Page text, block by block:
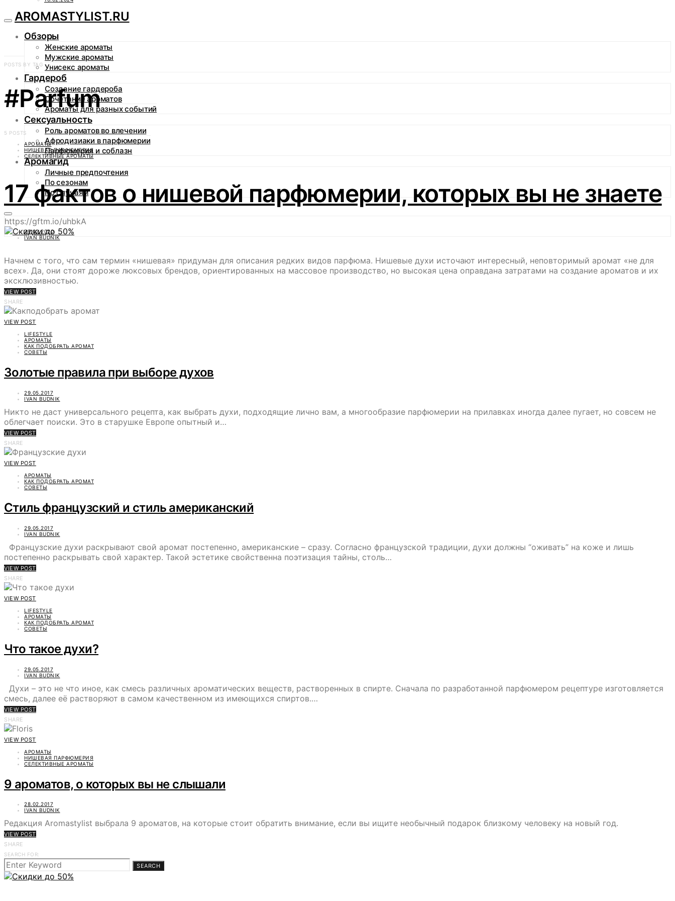
AROMASTYLIST.RU
Обзоры
Женские ароматы
Мужские ароматы
Унисекс ароматы
Гардероб
Создание гардероба
Сочетание ароматов
Ароматы для разных событий
Сексуальность
Роль ароматов во влечении
Афродизиаки в парфюмерии
Парфюмерия и соблазн
Аромагид
Личные предпочтения
По сезонам
По случаям
https://gftm.io/uhbkA
POSTS BY TAG
#Parfum
5 POSTS
АРОМАТЫ
НИШЕВАЯ ПАРФЮМЕРИЯ
СЕЛЕКТИВНЫЕ АРОМАТЫ
17 фактов о нишевой парфюмерии, которых вы не знаете
29.02.2020
IVAN BUDNIK
Начнем с того, что сам термин «нишевая» придуман для описания редких видов парфюма. Нишевые духи источают интересный, неповторимый аромат «не для
всех». Да, они стоят дороже люксовых брендов, ориентированных на массовое производство, но высокая цена оправдана затратами на создание ароматов и их
эксклюзивностью.
VIEW POST
SHARE
VIEW POST
LIFESTYLE
АРОМАТЫ
КАК ПОДОБРАТЬ АРОМАТ
СОВЕТЫ
Золотые правила при выборе духов
29.05.2017
IVAN BUDNIK
Никто не даст универсального рецепта, как выбрать духи, подходящие лично вам, а многообразие парфюмерии на прилавках иногда далее пугает, но совсем не
облегчает поиски. Это в старушке Европе опытный и…
VIEW POST
SHARE
VIEW POST
АРОМАТЫ
КАК ПОДОБРАТЬ АРОМАТ
СОВЕТЫ
Стиль французский и стиль американский
29.05.2017
IVAN BUDNIK
Французские духи раскрывают свой аромат постепенно, американские – сразу. Согласно французской традиции, духи должны “оживать” на коже и лишь
постепенно раскрывать свой характер. Такой эстетике свойственна поэтизация тайны, столь…
VIEW POST
SHARE
VIEW POST
LIFESTYLE
АРОМАТЫ
КАК ПОДОБРАТЬ АРОМАТ
СОВЕТЫ
Что такое духи?
29.05.2017
IVAN BUDNIK
Духи – это не что иное, как смесь различных ароматических веществ, растворенных в спирте. Сначала по разработанной парфюмером рецептуре изготовляется
смесь, далее её растворяют в самом качественном из имеющихся спиртов.…
VIEW POST
SHARE
VIEW POST
АРОМАТЫ
НИШЕВАЯ ПАРФЮМЕРИЯ
СЕЛЕКТИВНЫЕ АРОМАТЫ
9 ароматов, о которых вы не слышали
28.02.2017
IVAN BUDNIK
Редакция Aromastylist выбрала 9 ароматов, на которые стоит обратить внимание, если вы ищите необычный подарок близкому человеку на новый год.
VIEW POST
SHARE
SEARCH FOR:
SEARCH